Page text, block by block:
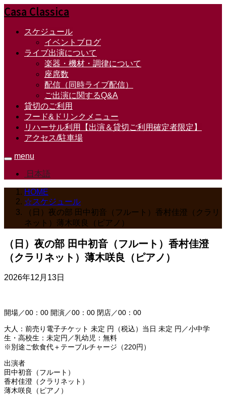
Casa Classica
スケジュール
イベントブログ
ライブ出演について
楽器・機材・調律について
座席数
配信（同時ライブ配信）
ご出演に関するQ&A
貸切のご利用
フード&ドリンクメニュー
リハーサル利用【出演＆貸切ご利用確定者限定】
アクセス/駐車場
menu
日本語
HOME
☆スケジュール
（日）夜の部 田中初音（フルート）香村佳澄（クラリ
ネット）薄木咲良（ピアノ）
（日）夜の部 田中初音（フルート）香村佳澄
（クラリネット）薄木咲良（ピアノ）
2026年12月13日
開場／00：00 開演／00：00 閉店／00：00
大人：前売り電子チケット 未定 円（税込）当日 未定 円／小中学
生・高校生：未定円／乳幼児：無料
※別途ご飲食代＋テーブルチャージ（220円）
出演者
田中初音（フルート）
香村佳澄（クラリネット）
薄木咲良（ピアノ）